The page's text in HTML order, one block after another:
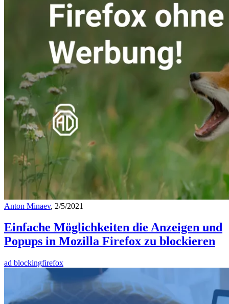
Anton Minaev, 2/5/2021
Einfache Möglichkeiten die Anzeigen und
Popups in Mozilla Firefox zu blockieren
ad blockingfirefox